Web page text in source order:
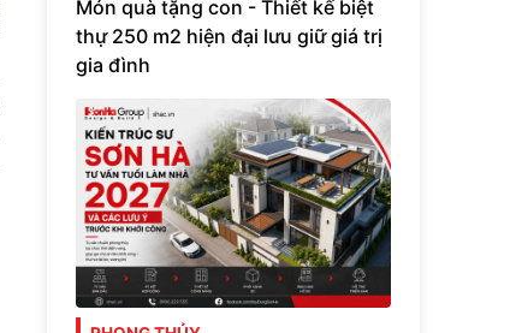
Món quà tặng con - Thiết kế biệt
thự 250 m2 hiện đại lưu giữ giá trị
gia đình